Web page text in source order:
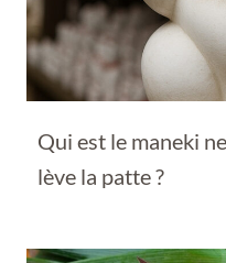
Qui est le maneki
lève la patte ?